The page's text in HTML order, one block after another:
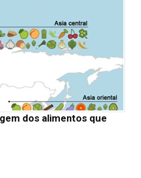
dos alimentos que